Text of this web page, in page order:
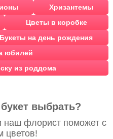
Хризантемы
Цветы в коробке
Букеты на день рождения
юбилей
из роддома
выбрать?
наш флорист поможет с
цветов!